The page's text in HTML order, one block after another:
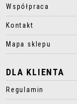
Współpraca
Kontakt
Mapa sklepu
DLA KLIENTA
Regulamin